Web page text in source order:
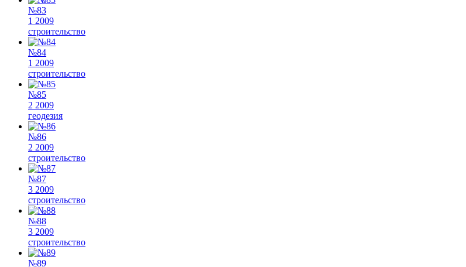
№83
1 2009
строительство
№84
1 2009
строительство
№85
2 2009
геодезия
№86
2 2009
строительство
№87
3 2009
строительство
№88
3 2009
строительство
№89